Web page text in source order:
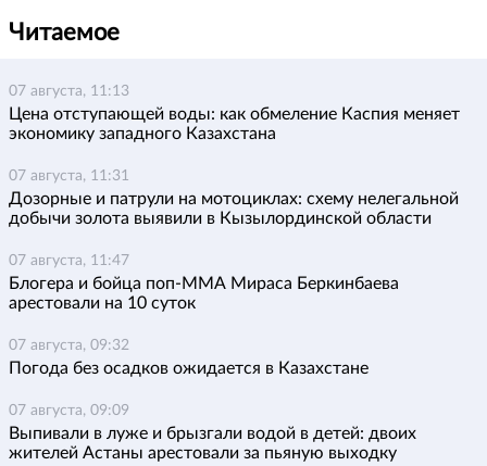
Читаемое
07 августа, 11:13
Цена отступающей воды: как обмеление Каспия меняет
экономику западного Казахстана
07 августа, 11:31
Дозорные и патрули на мотоциклах: схему нелегальной
добычи золота выявили в Кызылординской области
07 августа, 11:47
Блогера и бойца поп-ММА Мираса Беркинбаева
арестовали на 10 суток
07 августа, 09:32
Погода без осадков ожидается в Казахстане
07 августа, 09:09
Выпивали в луже и брызгали водой в детей: двоих
жителей Астаны арестовали за пьяную выходку